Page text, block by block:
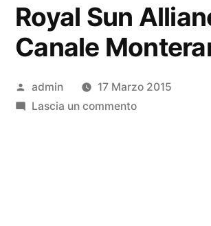
Royal Sun
Canale
Pubblicato
da
admin
17 Marzo 2015
Lascia un commentosu